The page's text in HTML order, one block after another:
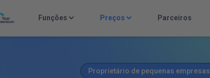
Funções Preços Parceiros
Proprietário de pequenas empresas